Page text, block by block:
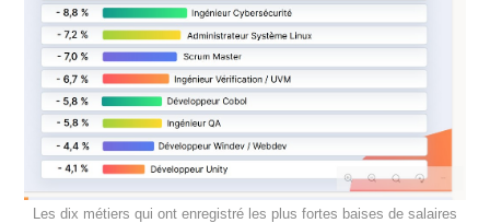
Les dix métiers qui ont enregistré les plus fortes baises de salaires